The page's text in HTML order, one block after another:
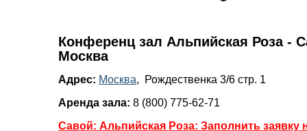
Конференц зал Альпийская Роза -
Москва
Адрес: Москва, Рождественка 3/6 стр. 1
Аренда зала: 8 (800) 775-62-71
Савой: Альпийская Роза: Заполнить заявку